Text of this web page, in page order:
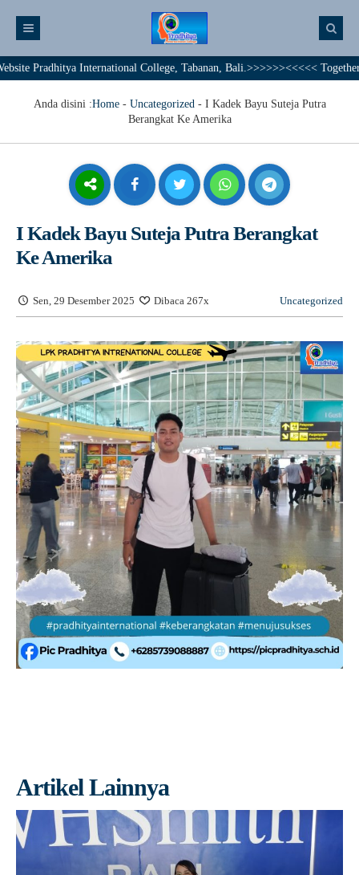
International College, Tabanan, Bali.>>>>>><<<<< Together We
Anda disini :Home- Uncategorized- I Kadek Bayu Suteja Putra
Berangkat Ke Amerika
I Kadek Bayu Suteja Putra Berangkat
Ke Amerika
Sen, 29 Desember 2025 Dibaca 267x Uncategorized
Artikel Lainnya